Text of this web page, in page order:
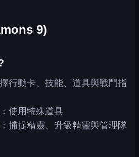
9)
行動卡、技能、道具與戰鬥指
使用特殊道具
捕捉精靈、升級精靈與管理隊